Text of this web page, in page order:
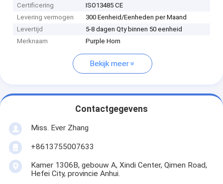
Certificering
ISO13485 CE
Levering vermogen
300 Eenheid/Eenheden per Maand
Levertijd
5-8 dagen Qty binnen 50 eenheid
Merknaam
Purple Horn
Bekijk meer
Contactgegevens
Miss. Ever Zhang
+8613755007633
Kamer 1306B, gebouw A, Xindi Center, Qimen Road,
Hefei City, provincie Anhui.